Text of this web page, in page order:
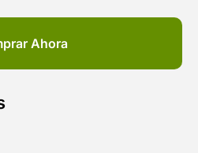
Ahora